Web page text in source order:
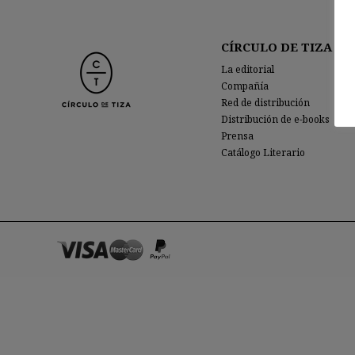
CÍRCULO DE TIZA
La editorial
Compañía
Red de distribución
Distribución de e-books
Prensa
Catálogo Literario